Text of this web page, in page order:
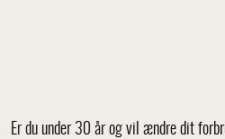
Er du under 30 år og vil ændre dit